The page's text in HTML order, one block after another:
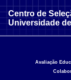
Centro de
Universidade
Avaliação